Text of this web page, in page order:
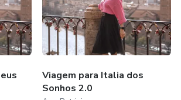
Viagem para Italia dos
Sonhos 2.0